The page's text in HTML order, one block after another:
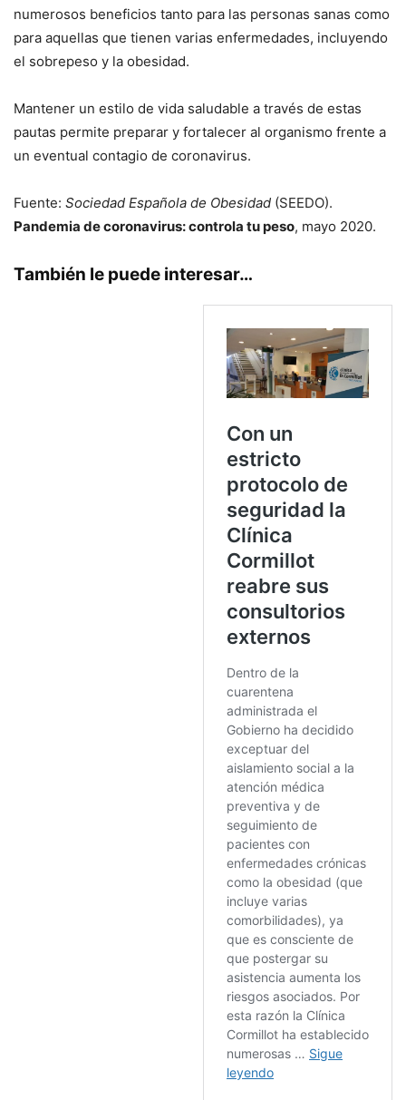
numerosos beneficios tanto para las personas sanas como
para aquellas que tienen varias enfermedades, incluyendo
el sobrepeso y la obesidad.
Mantener un estilo de vida saludable a través de estas
pautas permite preparar y fortalecer al organismo frente a
un eventual contagio de coronavirus.
Fuente: Sociedad Española de Obesidad (SEEDO).
Pandemia de coronavirus: controla tu peso, mayo 2020.
También le puede interesar…